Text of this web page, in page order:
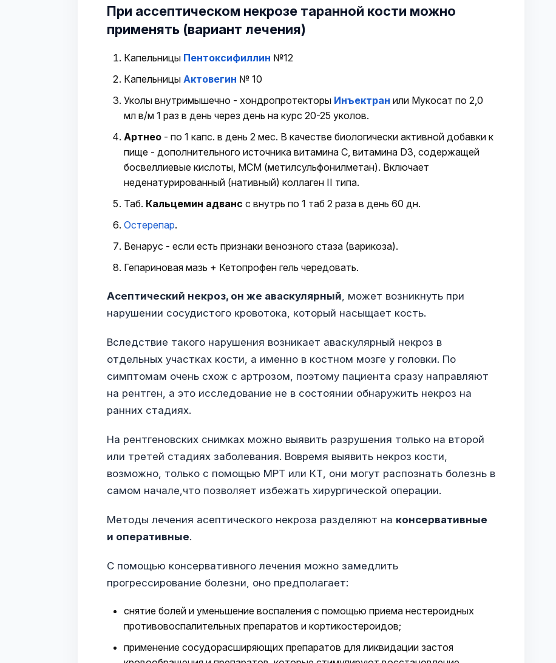
При ассептическом некрозе таранной кости можно
применять (вариант лечения)
Капельницы Пентоксифиллин №12
Капельницы Актовегин № 10
Уколы внутримышечно - хондропротекторы Инъектран или Мукосат по 2,0
мл в/м 1 раз в день через день на курс 20-25 уколов.
Артнео - по 1 капс. в день 2 мес. В качестве биологически активной добавки к
пище - дополнительного источника витамина С, витамина D3, содержащей
босвеллиевые кислоты, MCM (метилсульфонилметан). Включает
неденатурированный (нативный) коллаген II типа.
Таб. Кальцемин адванс с внутрь по 1 таб 2 раза в день 60 дн.
Остерепар.
Венарус - если есть признаки венозного стаза (варикоза).
Гепариновая мазь + Кетопрофен гель чередовать.
Асептический некроз, он же аваскулярный, может возникнуть при
нарушении сосудистого кровотока, который насыщает кость.
Вследствие такого нарушения возникает аваскулярный некроз в
отдельных участках кости, а именно в костном мозге у головки. По
симптомам очень схож с артрозом, поэтому пациента сразу направляют
на рентген, а это исследование не в состоянии обнаружить некроз на
ранних стадиях.
На рентгеновских снимках можно выявить разрушения только на второй
или третей стадиях заболевания. Вовремя выявить некроз кости,
возможно, только с помощью МРТ или КТ, они могут распознать болезнь в
самом начале,что позволяет избежать хирургической операции.
Методы лечения асептического некроза разделяют на консервативные
и оперативные.
С помощью консервативного лечения можно замедлить
прогрессирование болезни, оно предполагает:
снятие болей и уменьшение воспаления с помощью приема нестероидных
противовоспалительных препаратов и кортикостероидов;
применение сосудорасширяющих препаратов для ликвидации застоя